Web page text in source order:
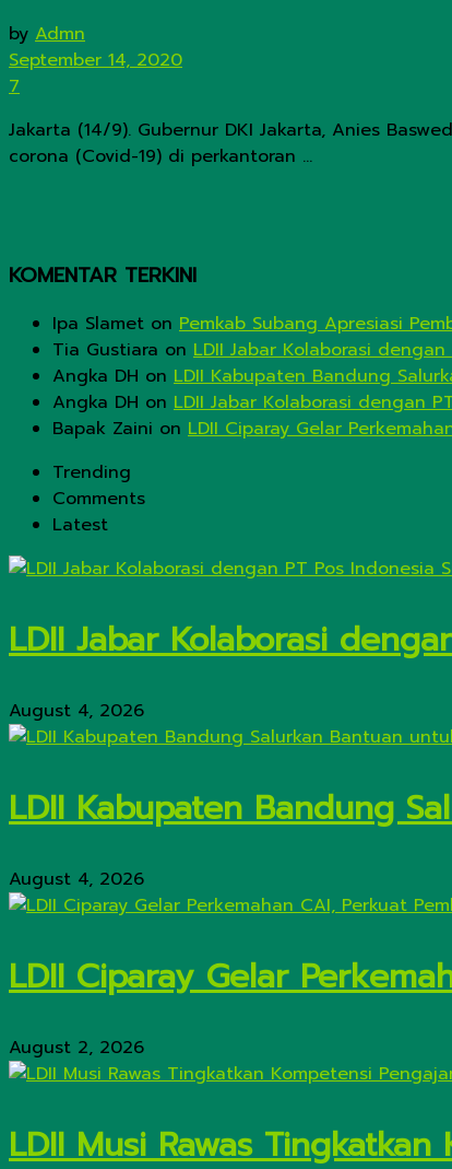
by Admn
September 14, 2020
7
Jakarta (14/9). Gubernur DKI Jakarta, Anies
corona (Covid-19) di perkantoran ...
KOMENTAR TERKINI
Ipa Slamet on Pemkab Subang Apresiasi
Tia Gustiara on LDII Jabar Kolaborasi
Angka DH on LDII Kabupaten Bandung
Angka DH on LDII Jabar Kolaborasi dengan
Bapak Zaini on LDII Ciparay Gelar
Trending
Comments
Latest
LDII Jabar Kolaborasi
August 4, 2026
LDII Kabupaten Bandung
August 4, 2026
LDII Ciparay Gelar
August 2, 2026
LDII Musi Rawas